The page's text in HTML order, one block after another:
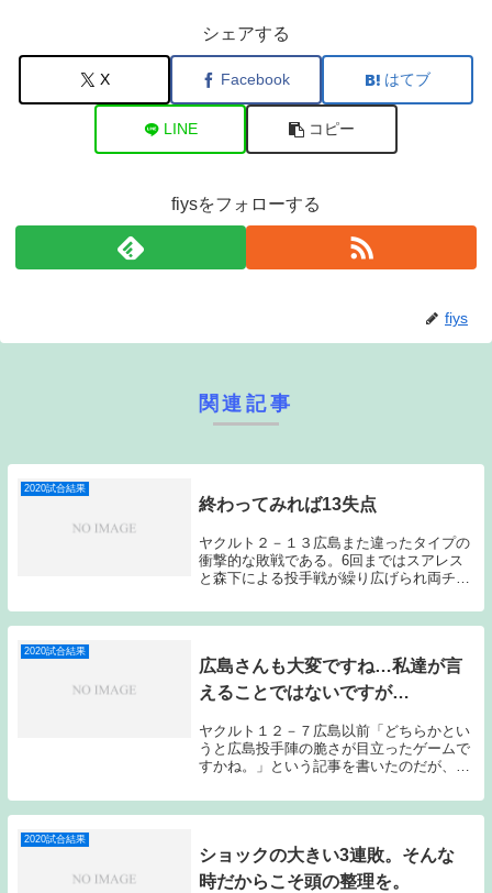
シェアする
X Facebook はてブ
LINE コピー
fiysをフォローする
fiys
関連記事
2020試合結果
終わってみれば13失点
ヤクルト２－１３広島また違ったタイプの
衝撃的な敗戦である。6回まではスアレス
と森下による投手戦が繰り広げられ両チー
スアレスが長野に先制ホームランを浴びて
から一気に試合が動き、7回に6失点、8回
2020試合結果
広島さんも大変ですね…私達が言
えることではないですが…
ヤクルト１２－７広島以前「どちらかとい
うと広島投手陣の脆さが目立ったゲームで
すかね。」という記事を書いたのだが、今
下位争いを繰り広げるチーム同士の試合ら
しい何とも締まらないゲームとなった。ヤ
2020試合結果
ショックの大きい3連敗。そんな
時だからこそ頭の整理を。